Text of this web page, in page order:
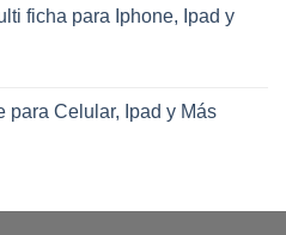
ficha para Iphone, Ipad y
para Celular, Ipad y Más